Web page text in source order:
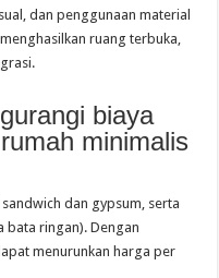
dan penggunaan material
ruang terbuka,
biaya
minimalis
dan gypsum, serta
bata ringan). Dengan
menurunkan harga per